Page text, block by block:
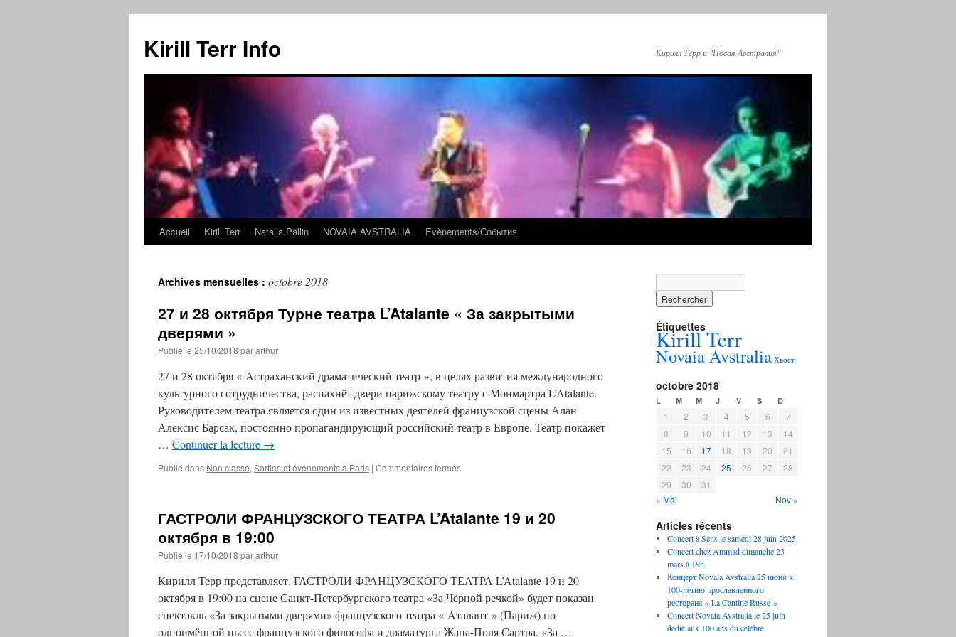
Kirill Terr Info Кирилл Терр и "Новая Австралия"
Aller
contenu
Accueil Kirill Terr Natalia Pallin NOVAIA AVSTRALIA Evènements/События
Archives mensuelles : octobre 2018
27 и 28 октября Турне театра L’Atalante « За закрытыми
дверями »
Publié le 25/10/2018 pararthur
27 и 28 октября « Астраханский драматический театр », в целях развития международного
культурного сотрудничества, распахнёт двери парижскому театру с Монмартра L’Atalante.
Руководителем театра является один из известных деятелей французской сцены Алан
Алексис Барсак, постоянно пропагандирующий российский театр в Европе. Театр покажет
… Continuer la lecture →
Publié dans Non classé, Sorties et événements à Paris | Commentaires ferméssur
октября
закрытыми
дверями »
ГАСТРОЛИ ФРАНЦУЗСКОГО ТЕАТРА L’Atalante 19 и 20
октября в 19:00
Publié le 17/10/2018 pararthur
Кирилл Терр представляет. ГАСТРОЛИ ФРАНЦУЗСКОГО ТЕАТРА L’Atalante 19 и 20
октября в 19:00 на сцене Санкт-Петербургского театра «За Чёрной речкой» будет показан
спектакль «За закрытыми дверями» французского театра « Aталант » (Париж) по
одноимённой пьесе французского философа и драматурга Жана-Поля Сартра. «За …
Étiquettes
Kirill Terr
Novaia Avstralia Хвост
octobre 2018
L M M J V S D
1 2 3 4 5 6
7
8
9 10 11 12 13
14
15
16 17 18 19 20
21
22
23 24 25 26 27
28
29
30
31
« Mai
Nov »
Articles récents
Concert à Sens le samedi 28 juin 2025
Concert chez Ammad dimanche 23
mars à 19h
Концерт Novaia Avstralia 25 июня к
100-летию прославленного
ресторана « La Cantine Russe »
Concert Novaia Avstralia le 25 juin
dédié aux 100 ans du celèbre